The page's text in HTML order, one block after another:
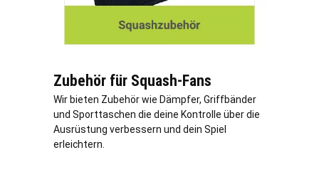
Zubehör für Squash-Fans
Wir bieten Zubehör wie Dämpfer, Griffbänder
und Sporttaschen die deine Kontrolle über die
Ausrüstung verbessern und dein Spiel
erleichtern.